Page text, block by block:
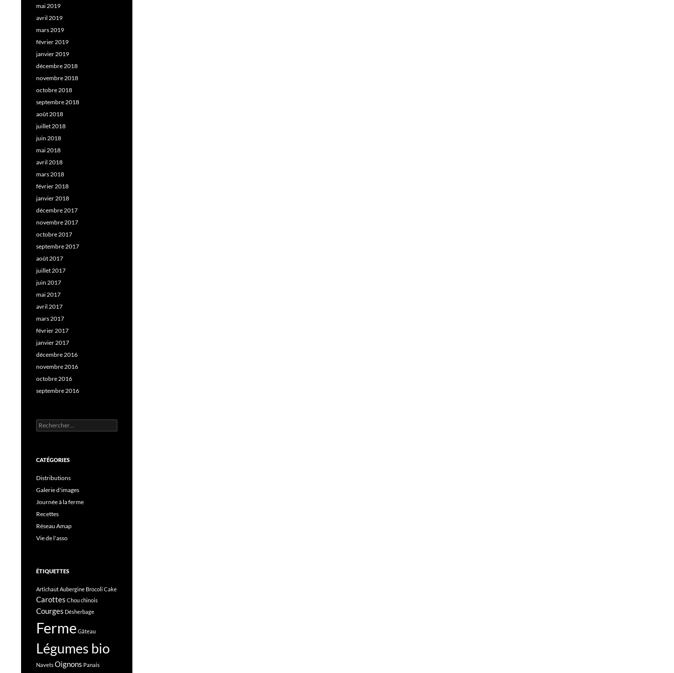
mai 2019
avril 2019
mars 2019
février 2019
janvier 2019
décembre 2018
novembre 2018
octobre 2018
septembre 2018
août 2018
juillet 2018
juin 2018
mai 2018
avril 2018
mars 2018
février 2018
janvier 2018
décembre 2017
novembre 2017
octobre 2017
septembre 2017
août 2017
juillet 2017
juin 2017
mai 2017
avril 2017
mars 2017
février 2017
janvier 2017
décembre 2016
novembre 2016
octobre 2016
septembre 2016
Rechercher :
CATÉGORIES
Distributions
Galerie d'images
Journée à la ferme
Recettes
Réseau Amap
Vie de l'asso
ÉTIQUETTES
ArtichautAubergine Brocoli Cake
Carottes Chou chinois
Courges Désherbage
Ferme Gâteau
Légumes bio
NavetsOignons Panais